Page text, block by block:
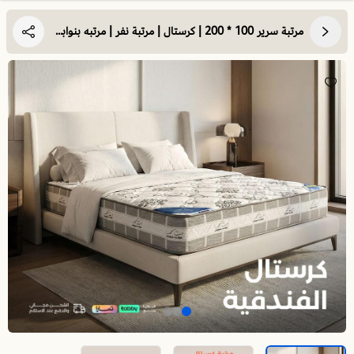
مرتبة سرير 100 * 200 | كرستال | مرتبة نفر | مرتبه بنوابض | تجربة نوم فاخرة ودعم مثالي